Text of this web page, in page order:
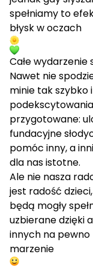
spełniamy to
błysk w oczach
Całe
Nawet nie
minie tak
przygotowane:
fundacyjne
pomóc inny, a
dla nas istotne.
Ale nie nasza
jest radość
będą mogły
uzbierane dzięki
innych na pewno
marzenie